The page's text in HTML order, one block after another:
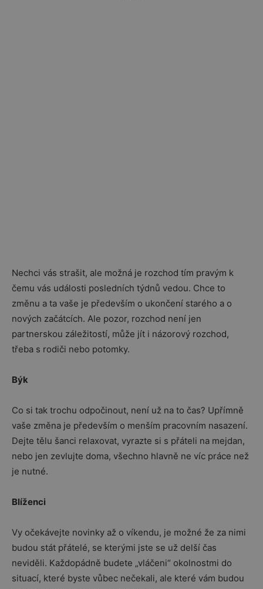
Nechci vás strašit, ale možná je rozchod tím pravým k
čemu vás události posledních týdnů vedou. Chce to
změnu a ta vaše je především o ukončení starého a o
nových začátcích. Ale pozor, rozchod není jen
partnerskou záležitostí, může jít i názorový rozchod,
třeba s rodiči nebo potomky.
Býk
Co si tak trochu odpočinout, není už na to čas? Upřímně
vaše změna je především o menším pracovním nasazení.
Dejte tělu šanci relaxovat, vyrazte si s přáteli na mejdan,
nebo jen zevlujte doma, všechno hlavně ne víc práce než
je nutné.
Blíženci
Vy očekávejte novinky až o víkendu, je možné že za nimi
budou stát přátelé, se kterými jste se už delší čas
neviděli. Každopádně budete „vláčeni“ okolnostmi do
situací, které byste vůbec nečekali, ale které vám budou